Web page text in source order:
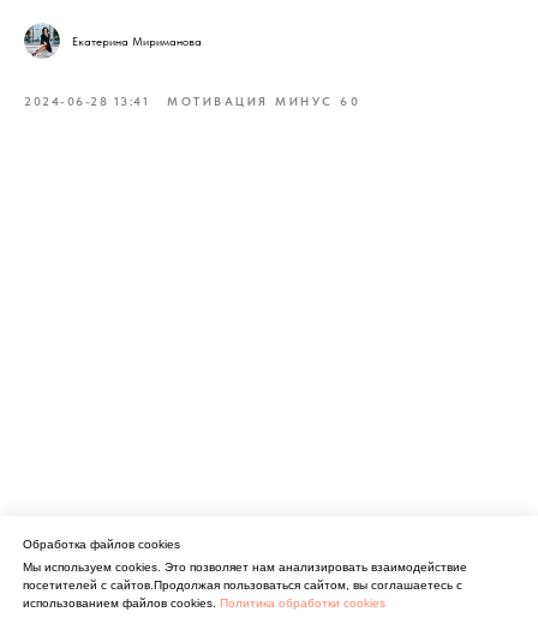
Екатерина Мириманова
2024-06-28 13:41 МОТИВАЦИЯ МИНУС 60
Обработка файлов cookies
Мы используем cookies. Это позволяет нам анализировать взаимодействие
посетителей с сайтов.Продолжая пользоваться сайтом, вы соглашаетесь с
использованием файлов cookies. Политика обработки cookies